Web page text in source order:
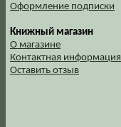
Оформление подписки
Книжный магазин
О магазине
Контактная информация
Оставить отзыв